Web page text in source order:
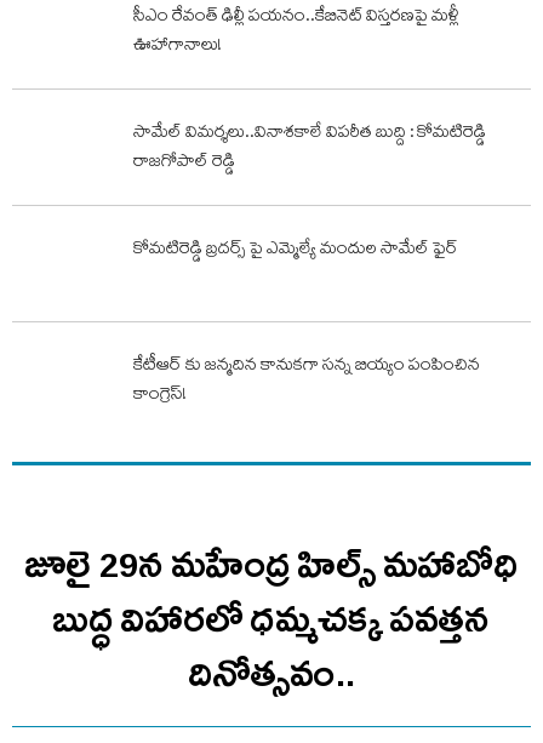
సీఎం రేవంత్ ఢిల్లీ పయనం..కేబినెట్ విస్తరణపై మళ్లీ
ఊహాగానాలు!
సామేల్ విమర్శలు..వినాశకాలే విపరీత బుద్ది : కోమటిరెడ్డి
రాజగోపాల్ రెడ్డి
కోమటిరెడ్డి బ్రదర్స్ పై ఎమ్మెల్యే మందుల సామేల్ ఫైర్
కేటీఆర్ కు జన్మదిన కానుకగా సన్న బియ్యం పంపించిన
కాంగ్రెస్!
జూలై 29న మహేంద్ర హిల్స్‌ మహాబోధి
బుద్ధ విహారలో ధమ్మచక్క పవత్తన
దినోత్సవం..